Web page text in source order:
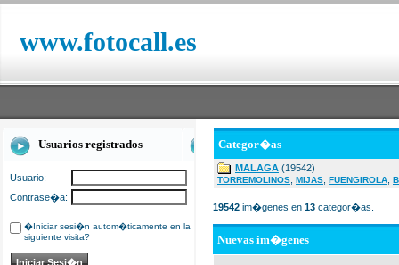
www.fotocall.es
Usuarios registrados
Usuario:
Contrase�a:
�Iniciar sesi�n autom�ticamente en la
siguiente visita?
Categor�as
MALAGA (19542)
TORREMOLINOS MIJAS FUENGIROLA
19542 im�genes en 13 categor�as.
Nuevas im�genes